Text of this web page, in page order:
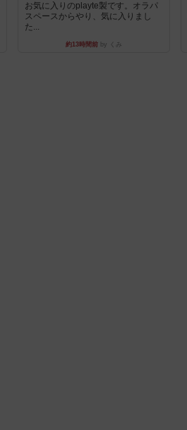
お気に入りのplayte製です。オラパ
スペースからやり、気に入りまし
た...
約13時間前 by くみ